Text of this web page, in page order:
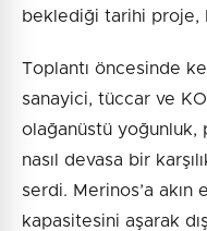
beklediği tarihi proje,
Toplantı öncesinde
sanayici, tüccar ve
olağanüstü yoğunluk,
nasıl devasa bir
serdi. Merinos’a
kapasitesini aşarak